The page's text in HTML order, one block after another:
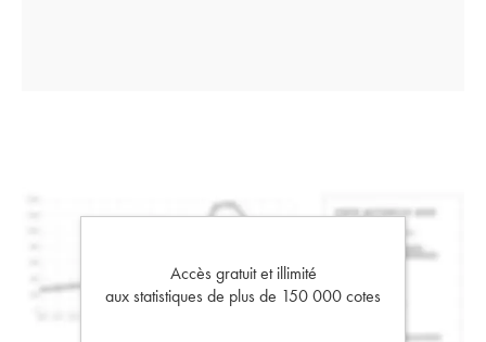
Accès gratuit et illimité
aux statistiques de plus de 150 000 cotes